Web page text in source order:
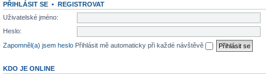
PŘIHLÁSIT SE •
REGISTROVAT
Uživatelské jméno:
Heslo:
Zapomněl(a) jsem heslo Přihlásit mě automaticky při každé návštěvě
KDO JE ONLINE